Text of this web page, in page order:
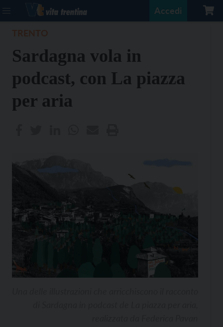
Accedi
Sardagna vola in
podcast, con La piazza
per aria